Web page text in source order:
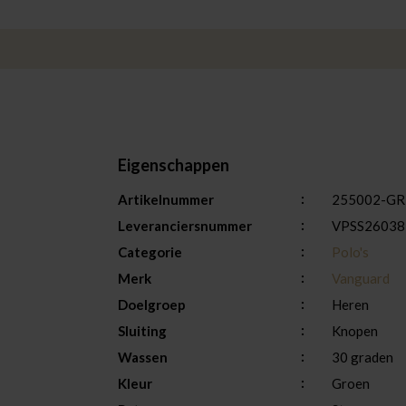
Eigenschappen
Artikelnummer
255002-GR
Leveranciersnummer
Categorie
Polo's
Merk
Vanguard
Doelgroep
Heren
Sluiting
Knopen
Wassen
30 graden
Kleur
Groen